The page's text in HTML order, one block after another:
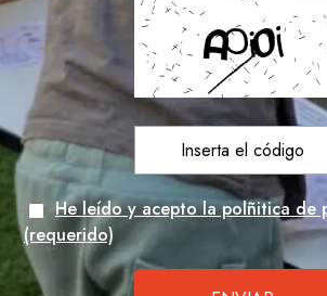
He leído y acepto la polñitica de
(requerido)